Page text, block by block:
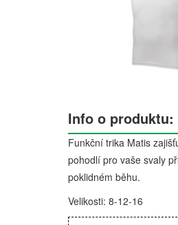
Info o produktu:
Funkční trika Matis
pohodlí pro vaše svaly
poklidném běhu.
Velikosti: 8-12-16